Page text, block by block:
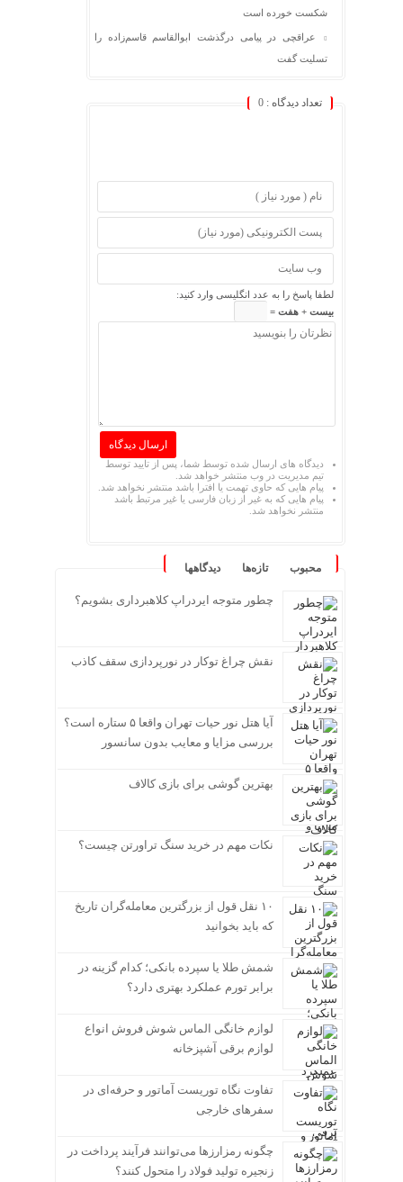
شکست خورده است
عراقچی در پیامی درگذشت ابوالقاسم قاسم‌زاده را
تسلیت گفت
تعداد دیدگاه : 0
لطفا پاسخ را به عدد انگلیسی وارد کنید:
بیست + هفت =
دیدگاه های ارسال شده توسط شما، پس از تایید توسط
تیم مدیریت در وب منتشر خواهد شد.
پیام هایی که حاوی تهمت یا افترا باشد منتشر نخواهد شد.
پیام هایی که به غیر از زبان فارسی یا غیر مرتبط باشد
منتشر نخواهد شد.
محبوب تازه‌ها دیدگاهها
چطور متوجه ایردراپ کلاهبرداری بشویم؟
نقش چراغ توکار در نورپردازی سقف کاذب
آیا هتل نور حیات تهران واقعا ۵ ستاره است؟
بررسی مزایا و معایب بدون سانسور
بهترین گوشی برای بازی کالاف
نکات مهم در خرید سنگ تراورتن چیست؟
۱۰ نقل قول از بزرگترین معامله‌گران تاریخ
که باید بخوانید
شمش طلا یا سپرده بانکی؛ کدام گزینه در
برابر تورم عملکرد بهتری دارد؟
لوازم خانگی الماس شوش فروش انواع
لوازم برقی آشپزخانه
تفاوت نگاه توریست آماتور و حرفه‌ای در
سفرهای خارجی
چگونه رمزارزها می‌توانند فرآیند پرداخت در
زنجیره تولید فولاد را متحول کنند؟